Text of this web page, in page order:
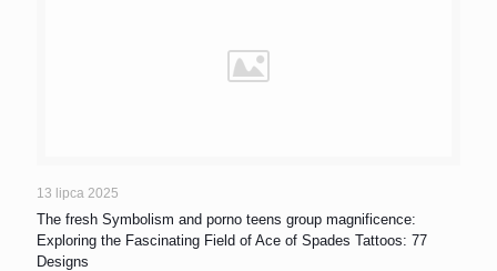
13 lipca 2025
The fresh Symbolism and porno teens group magnificence:
Exploring the Fascinating Field of Ace of Spades Tattoos: 77
Designs